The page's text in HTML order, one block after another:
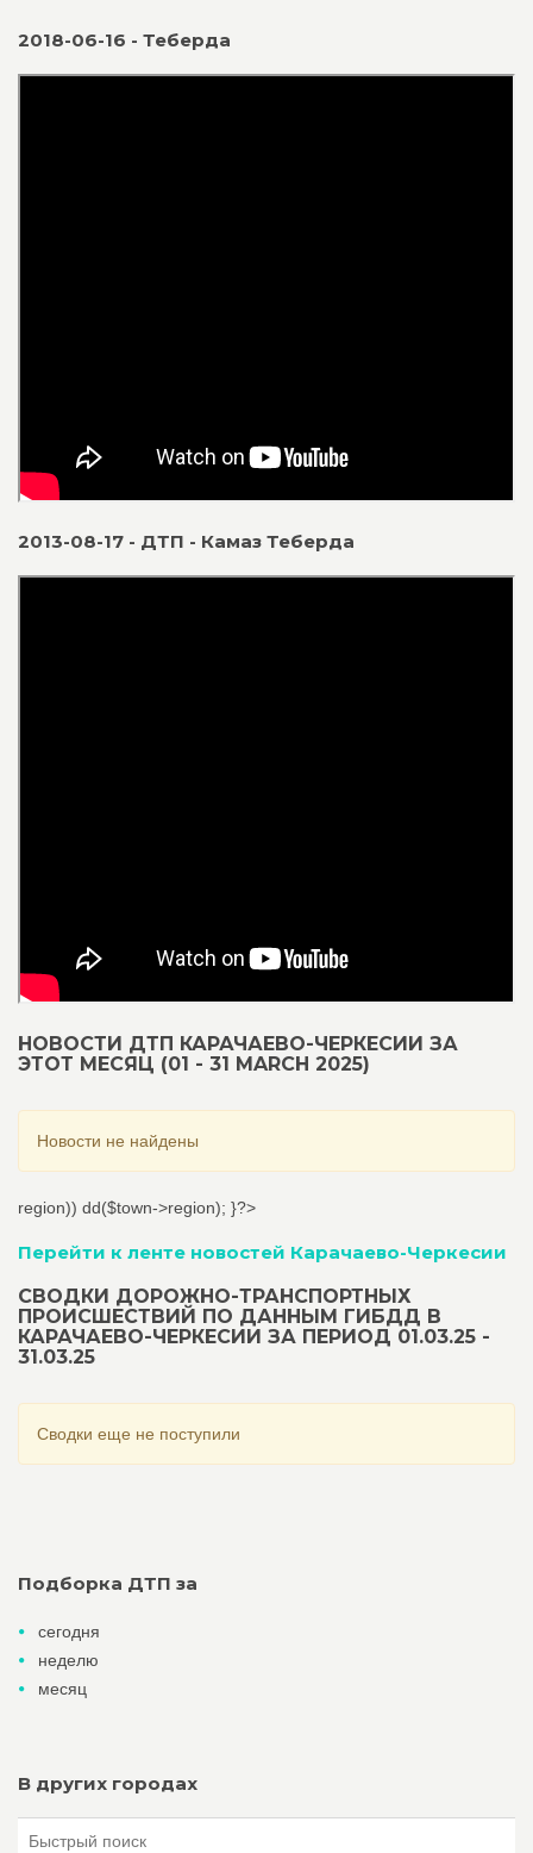
2018-06-16 - Теберда
2013-08-17 - ДТП - Камаз Теберда
НОВОСТИ ДТП КАРАЧАЕВО-ЧЕРКЕСИИ ЗА
ЭТОТ МЕСЯЦ (01 - 31 MARCH 2025)
Новости не найдены
region)) dd($town->region); }?>
Перейти к ленте новостей Карачаево-Черкесии
СВОДКИ ДОРОЖНО-ТРАНСПОРТНЫХ
ПРОИСШЕСТВИЙ ПО ДАННЫМ ГИБДД В
КАРАЧАЕВО-ЧЕРКЕСИИ ЗА ПЕРИОД 01.03.25 -
31.03.25
Сводки еще не поступили
Подборка ДТП за
сегодня
неделю
месяц
В других городах